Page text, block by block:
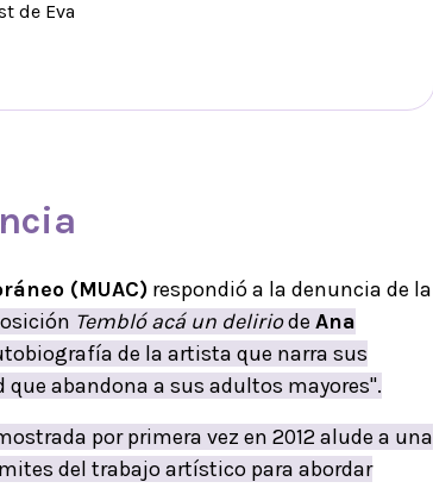
de Eva
(MUAC) respondió a la denuncia de la
Tembló acá un deliriode Ana
de la artista que narra sus
abandona a sus adultos mayores".
por primera vez en 2012 alude a una
del trabajo artístico para abordar